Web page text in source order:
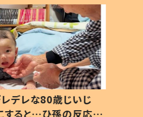
デレな80歳じいじ
すると…ひ孫の反応に